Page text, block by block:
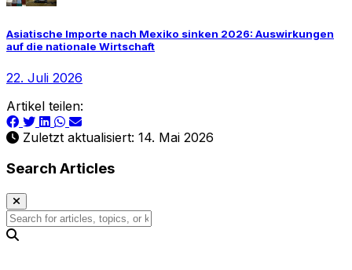
Asiatische Importe nach Mexiko sinken 2026: Auswirkungen
auf die nationale Wirtschaft
22. Juli 2026
Artikel teilen:
Zuletzt aktualisiert: 14. Mai 2026
Search Articles